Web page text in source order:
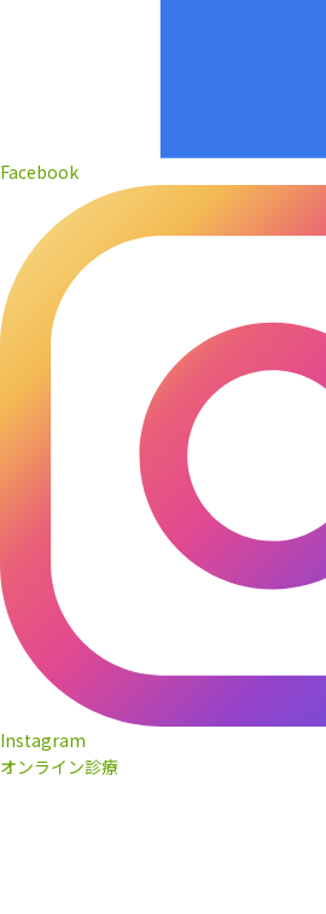
Facebook
Instagram
オンライン診療